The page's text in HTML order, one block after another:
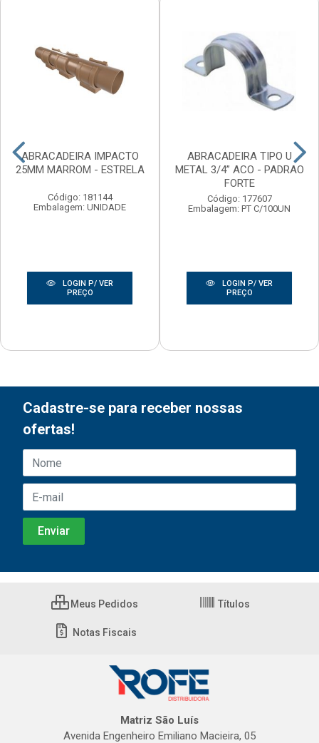
ABRACADEIRA IMPACTO
25MM MARROM - ESTRELA
Código: 181144
Embalagem: UNIDADE
LOGIN P/ VER
PREÇO
ABRACADEIRA TIPO U
METAL 3/4” ACO - PADRAO
FORTE
Código: 177607
Embalagem: PT C/100UN
LOGIN P/ VER
PREÇO
Cadastre-se para receber nossas
ofertas!
Meus Pedidos Títulos
Notas Fiscais
Matriz São Luís
Avenida Engenheiro Emiliano Macieira, 05